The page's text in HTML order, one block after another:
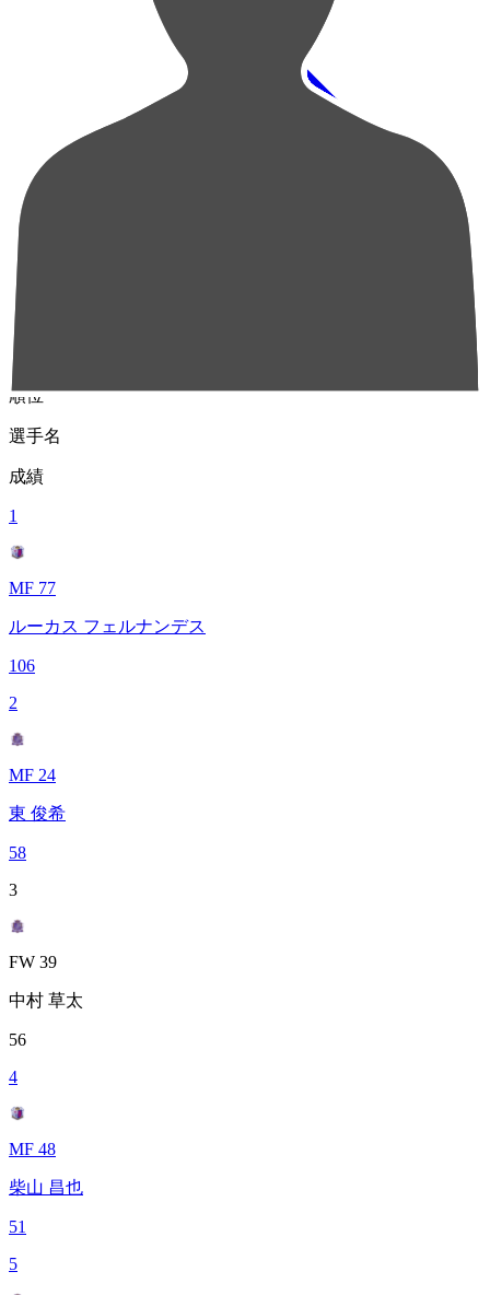
順位
選手名
成績
1
MF 77
ルーカス フェルナンデス
106
2
MF 24
東 俊希
58
3
FW 39
中村 草太
56
4
MF 48
柴山 昌也
51
5